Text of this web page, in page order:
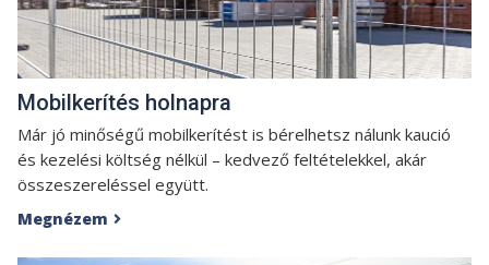
Mobilkerítés holnapra
Már jó minőségű mobilkerítést is bérelhetsz nálunk kaució
és kezelési költség nélkül – kedvező feltételekkel, akár
összeszereléssel együtt.
Megnézem 